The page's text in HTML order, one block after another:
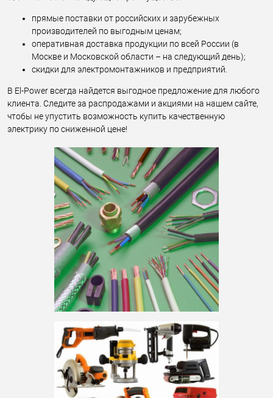
прямые поставки от российских и зарубежных
производителей по выгодным ценам;
оперативная доставка продукции по всей России (в
Москве и Московской области – на следующий день);
скидки для электромонтажников и предприятий.
В El-Power всегда найдется выгодное предложение для любого
клиента. Следите за распродажами и акциями на нашем сайте,
чтобы не упустить возможность купить качественную
электрику по сниженной цене!